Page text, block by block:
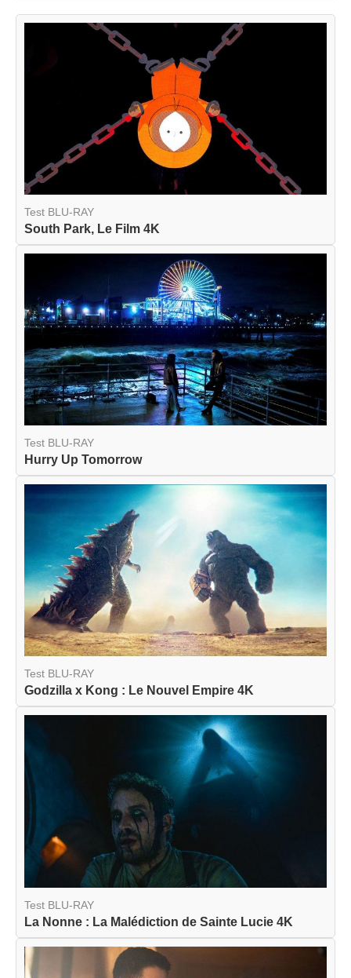
Test BLU-RAY
South Park, Le Film 4K
Test BLU-RAY
Hurry Up Tomorrow
Test BLU-RAY
Godzilla x Kong : Le Nouvel Empire 4K
Test BLU-RAY
La Nonne : La Malédiction de Sainte Lucie 4K